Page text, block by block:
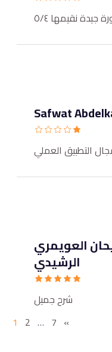
جيدة نقيمها ٥/٤
Safwat
التطبيق العملي
العويمري
الرشيدي
شرح جميل
1 2 … 7 »